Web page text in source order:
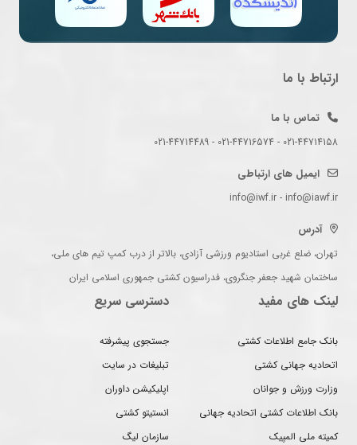
ارتباط با ما
تماس با ما
021-44714158 - 021-44716574 - 021-44714489
ایمیل های ارتباطی
info@iwf.ir - info@iawf.ir
آدرس
تهران، ضلع غربی استادیوم ورزشی آزادی، بالاتر از درب کمپ تیم های ملی،
ساختمان شهید جعفر جنگروی، فدراسیون کشتی جمهوری اسلامی ایران
لینک های مفید
بانک جامع اطلاعات کشتی
اتحادیه جهانی کشتی
وزارت ورزش و جوانان
بانک اطلاعات کشتی اتحادیه جهانی
کمیته ملی المپیک
دسترسی سریع
جستجوی پیشرفته
تبلیغات در سایت
اپلیکیشن داوران
انستیتو کشتی
سازمان لیگ